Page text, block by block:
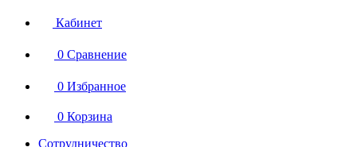
Кабинет
0 Сравнение
0 Избранное
0 Корзина
Сотрудничество